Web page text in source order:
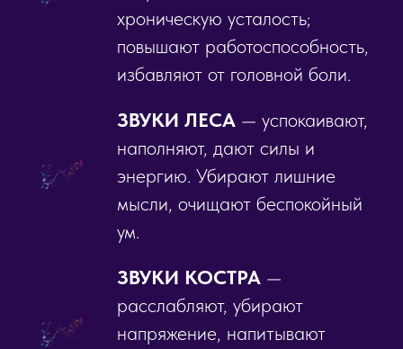
хроническую усталость;
повышают работоспособность,
избавляют от головной боли.
ЗВУКИ ЛЕСА — успокаивают,
наполняют, дают силы и
энергию. Убирают лишние
мысли, очищают беспокойный
ум.
ЗВУКИ КОСТРА —
расслабляют, убирают
напряжение, напитывают